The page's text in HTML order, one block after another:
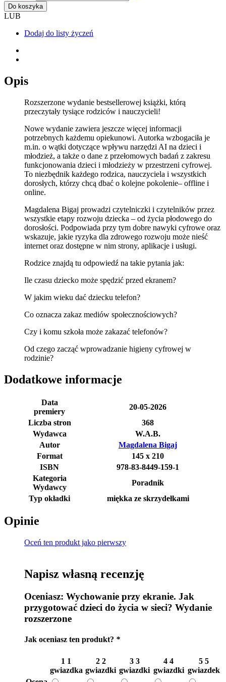
Do koszyka
LUB
Dodaj do listy życzeń
Opis
Rozszerzone wydanie bestsellerowej książki, którą
przeczytały tysiące rodziców i nauczycieli!
Nowe wydanie zawiera jeszcze więcej informacji
potrzebnych każdemu opiekunowi. Autorka wzbogaciła je
m.in. o wątki dotyczące wpływu narzędzi AI na dzieci i
młodzież, a także o dane z przełomowych badań z zakresu
funkcjonowania dzieci i młodzieży w przestrzeni cyfrowej.
To niezbędnik każdego rodzica, nauczyciela i wszystkich
dorosłych, którzy chcą dbać o kolejne pokolenie– offline i
online.
Magdalena Bigaj prowadzi czytelniczki i czytelników przez
wszystkie etapy rozwoju dziecka – od życia płodowego do
dorosłości. Podpowiada przy tym dobre nawyki cyfrowe oraz
wskazuje, jakie ryzyka dla zdrowego rozwoju może nieść
internet oraz dostępne w nim strony, aplikacje i usługi.
Rodzice znajdą tu odpowiedź na takie pytania jak:
Ile czasu dziecko może spędzić przed ekranem?
W jakim wieku dać dziecku telefon?
Co oznacza zakaz mediów społecznościowych?
Czy i komu szkoła może zakazać telefonów?
Od czego zacząć wprowadzanie higieny cyfrowej w
rodzinie?
Dodatkowe informacje
Data
premiery
20-05-2026
Liczba stron
368
Wydawca
W.A.B.
Autor
Magdalena Bigaj
Format
145 x 210
ISBN
978-83-8449-159-1
Kategoria
Wydawcy
Poradnik
Typ okładki
miękka ze skrzydełkami
Opinie
Oceń ten produkt jako pierwszy
Napisz własną recenzję
Oceniasz: Wychowanie przy ekranie. Jak
przygotować dzieci do życia w sieci? Wydanie
rozszerzone
Jak oceniasz ten produkt? *
1 1
gwiazdka
2 2
gwiazdki
3 3
gwiazdki
4 4
gwiazdki
5 5
gwiazdek